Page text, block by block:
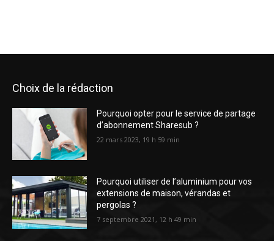
Choix de la rédaction
Pourquoi opter pour le service de partage
d’abonnement Sharesub ?
22 mars 2023, 19 h 59 min
Pourquoi utiliser de l’aluminium pour vos
extensions de maison, vérandas et
pergolas ?
7 septembre 2021, 12 h 49 min